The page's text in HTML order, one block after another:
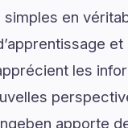
en
les
apporte